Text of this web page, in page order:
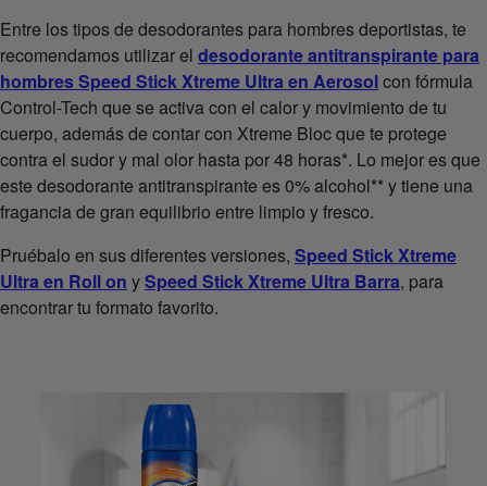
Entre los tipos de desodorantes para hombres deportistas, te
recomendamos utilizar el desodorante antitranspirante para
hombres Speed Stick Xtreme Ultra en Aerosolcon fórmula
Control-Tech que se activa con el calor y movimiento de tu
cuerpo, además de contar con Xtreme Bloc que te protege
contra el sudor y mal olor hasta por 48 horas*. Lo mejor es que
este desodorante antitranspirante es 0% alcohol** y tiene una
fragancia de gran equilibrio entre limpio y fresco.
Pruébalo en sus diferentes versiones, Speed Stick Xtreme
Ultra en Roll on ySpeed Stick Xtreme Ultra Barra, para
encontrar tu formato favorito.